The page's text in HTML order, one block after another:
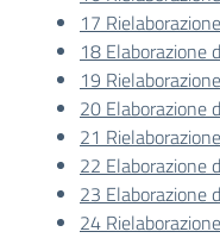
17
18 Elaborazione
19
20 Elaborazione
21
22 Elaborazione
23 Elaborazione
24